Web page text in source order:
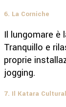
6. La Corniche
Il lungomare è
Tranquillo e
proprie
jogging.
7. Il Katara